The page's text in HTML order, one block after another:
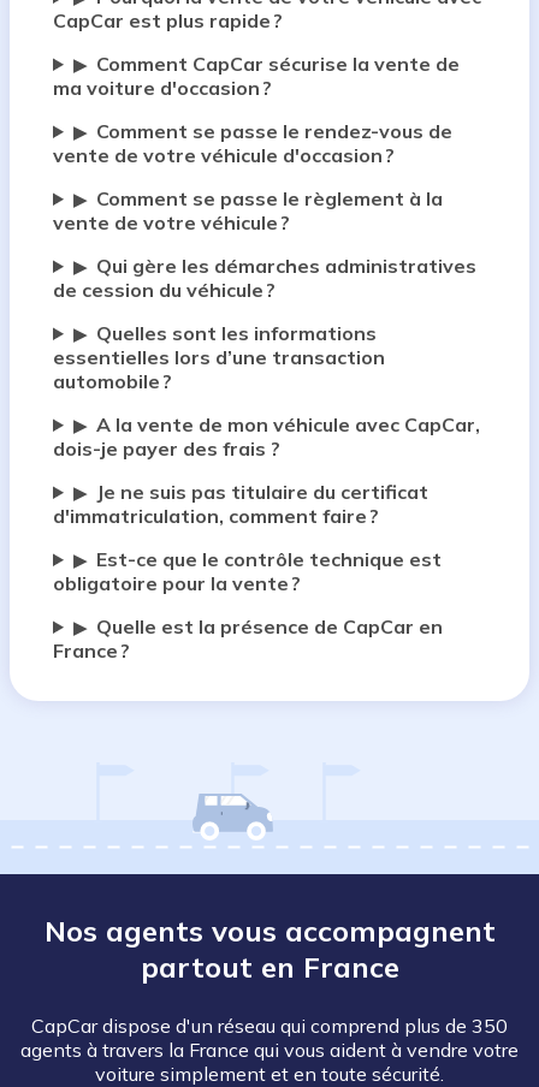
CapCar est plus rapide ?
▶ Comment CapCar sécurise la vente de
ma voiture d'occasion ?
▶ Comment se passe le rendez-vous de
vente de votre véhicule d'occasion ?
▶ Comment se passe le règlement à la
vente de votre véhicule ?
▶ Qui gère les démarches administratives
de cession du véhicule ?
▶ Quelles sont les informations
essentielles lors d’une transaction
automobile ?
▶ A la vente de mon véhicule avec CapCar,
dois-je payer des frais ?
▶
Je ne suis pas titulaire du certificat
d'immatriculation, comment faire ?
▶ Est-ce que le contrôle technique est
obligatoire pour la vente ?
▶ Quelle est la présence de CapCar en
France ?
Nos agents vous accompagnent
partout en France
CapCar dispose d'un réseau qui comprend plus de 350
agents à travers la France qui vous aident à vendre votre
voiture simplement et en toute sécurité.